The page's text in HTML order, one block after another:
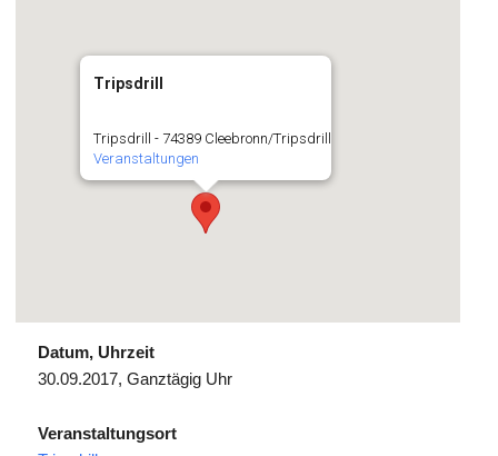
Tripsdrill
Tripsdrill - 74389 Cleebronn/Tripsdrill
Veranstaltungen
Datum, Uhrzeit
30.09.2017, Ganztägig Uhr
Veranstaltungsort